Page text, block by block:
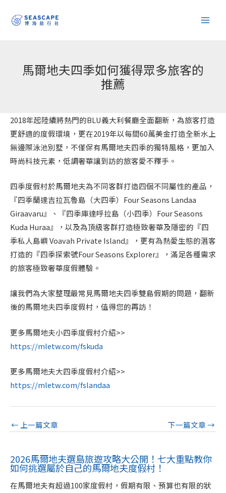
馬爾地夫四季如何獲得眾多旅客的
推薦
2018年起陸續將熱門的BLU義大利餐廳全面翻新，為旅客打造
更舒適的度假環境，更在2019年以每間60萬美金打造全新水上
無邊際泳池別墅，不僅保有馬爾地夫四季的獨特風格，更加入
時尚科技元素，低調奢華讓到訪的旅客愛不釋手。
四季度假村於馬爾地夫為不同客群打造四個不同屬性的產品，
『四季蘭達吉拉瓦魯島（大四季）Four Seasons Landaa
Giraavaru』、『四季庫達呼拉島（小四季）Four Seasons
Kuda Huraa』，以及為頂級客群打造極致奢華及隱密的『四
季私人島嶼 Voavah Private Island』，更有為熱愛生態的潛客
打造的『四季探索號Four Seasons Explorer』，滿足各種需求
的旅客極致奢華度假體驗。
讓我們為大家整理最常見馬爾地夫四季雙島假期的問題，翻新
後的馬爾地夫四季度假村，值得您的再訪！
更多馬爾地夫小四季度假村介紹>>
https://mletw.com/fskuda
更多馬爾地夫大四季度假村介紹>>
https://mletw.com/fslandaa
← 上一篇文章 下一篇文章→
2026馬爾地夫選島旅遊攻略大公開！七大重點教你
如何挑選屬於自己的馬爾地夫度假村！
在馬爾地夫有超過100家度假村，假期有限、預算也有限的狀